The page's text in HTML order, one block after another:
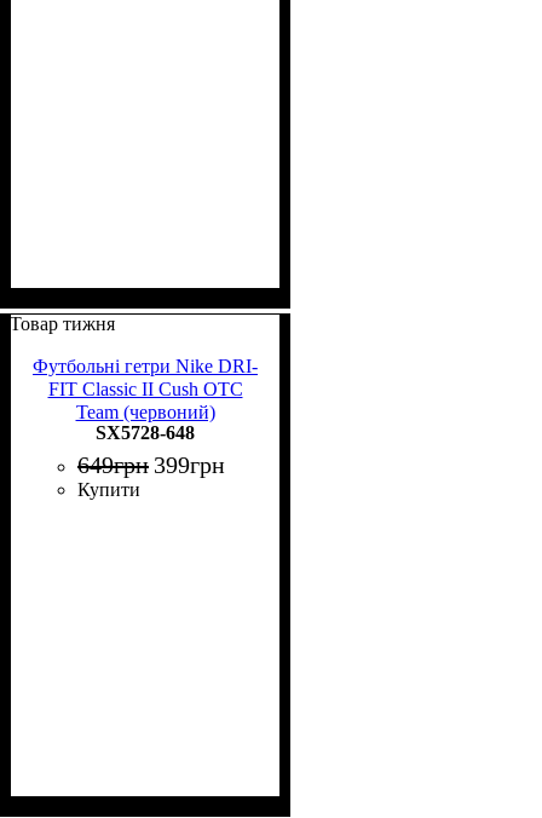
Товар тижня
Футбольні гетри Nike DRI-
FIT Classic II Cush OTC
Team (червоний)
SX5728-648
649грн 399грн
Купити